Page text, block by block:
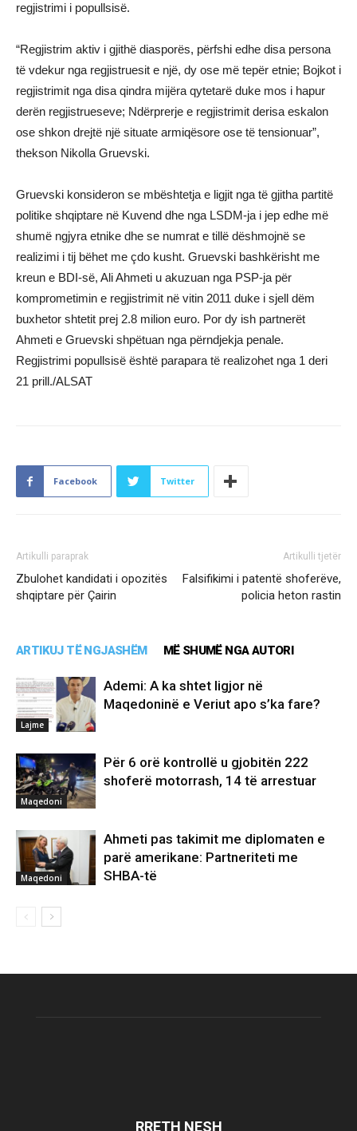
regjistrimi i popullsisë.
“Regjistrim aktiv i gjithë diasporës, përfshi edhe disa persona
të vdekur nga regjistruesit e një, dy ose më tepër etnie; Bojkot i
regjistrimit nga disa qindra mijëra qytetarë duke mos i hapur
derën regjistrueseve; Ndërprerje e regjistrimit derisa eskalon
ose shkon drejtë një situate armiqësore ose të tensionuar”,
thekson Nikolla Gruevski.
Gruevski konsideron se mbështetja e ligjit nga të gjitha partitë
politike shqiptare në Kuvend dhe nga LSDM-ja i jep edhe më
shumë ngjyra etnike dhe se numrat e tillë dëshmojnë se
realizimi i tij bëhet me çdo kusht. Gruevski bashkërisht me
kreun e BDI-së, Ali Ahmeti u akuzuan nga PSP-ja për
komprometimin e regjistrimit në vitin 2011 duke i sjell dëm
buxhetor shtetit prej 2.8 milion euro. Por dy ish partnerët
Ahmeti e Gruevski shpëtuan nga përndjekja penale.
Regjistrimi popullsisë është parapara të realizohet nga 1 deri
21 prill./ALSAT
Facebook Twitter
Artikulli paraprak
Zbulohet kandidati i opozitës
shqiptare për Çairin
Artikulli tjetër
Falsifikimi i patentë shoferëve,
policia heton rastin
ARTIKUJ TË NGJASHËM MË SHUMË NGA AUTORI
Lajme
Ademi: A ka shtet ligjor në
Maqedoninë e Veriut apo s’ka fare?
Maqedoni
Për 6 orë kontrollë u gjobitën 222
shoferë motorrash, 14 të arrestuar
Maqedoni
Ahmeti pas takimit me diplomaten e
parë amerikane: Partneriteti me
SHBA-të
RRETH NESH